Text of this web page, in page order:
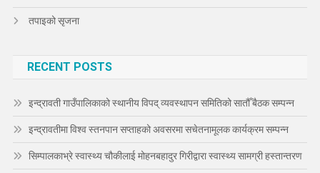
तपाइको सृजना
RECENT POSTS
इन्द्रावती गाउँपालिकाको स्थानीय विपद् व्यवस्थापन समितिको सातौँ बैठक सम्पन्न
इन्द्रावतीमा विश्व स्तनपान सप्ताहको अवसरमा सचेतनामूलक कार्यक्रम सम्पन्न
सिम्पालकाभ्रे स्वास्थ्य चौकीलाई मोहनबहादुर गिरीद्वारा स्वास्थ्य सामग्री हस्तान्तरण